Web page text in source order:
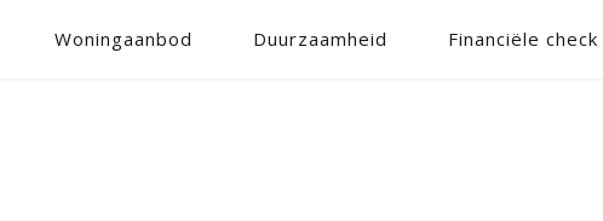
Woningaanbod Duurzaamheid Financiële check